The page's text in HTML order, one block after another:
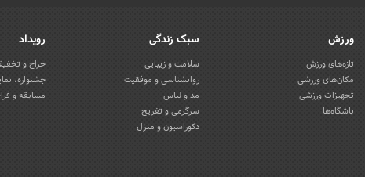
ورزش
تازه‌های ورزش
مکان‌های ورزشی
تجهیزات ورزشی
باشگاه‌ها
سبک زندگی
سلامت و زیبایی
روانشناسی و موفقیت
مد و لباس
سرگرمی و تفریح
دکوراسیون و منزل
رویداد
حراج و
جشنواره،
مسابقه و